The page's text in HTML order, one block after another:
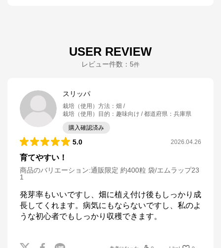
USER REVIEW
レビュー件数： 5件
スリッパ
栽培（使用）方法 ： 畑
栽培（使用）目的 ： 趣味向け 都道府県 ： 兵庫県
購入確認済み
5.0 2026.04.26
育てやすい！
商品のバリエーション:通販限定 約400粒 袋/エムラップ23
1
発芽率もいいですし、畑に植え付け後もしっかり成
長してくれます。病気にもならないですし、私のよ
うな初心者でもしっかり収穫できます。